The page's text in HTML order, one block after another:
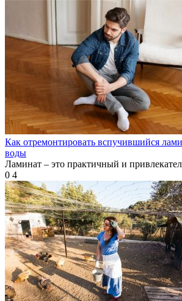
Как отремонтировать вспучившийся
воды
Ламинат – это практичный и
0 4